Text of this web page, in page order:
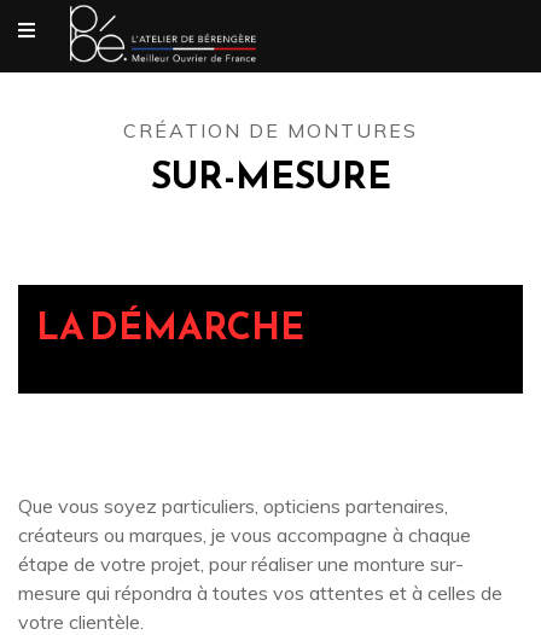
CRÉATION DE MONTURES
SUR-MESURE
LA DÉMARCHE
Que vous soyez particuliers, opticiens partenaires,
créateurs ou marques, je vous accompagne à chaque
étape de votre projet, pour réaliser une monture sur-
mesure qui répondra à toutes vos attentes et à celles de
votre clientèle.